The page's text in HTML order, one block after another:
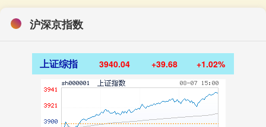
沪深京指数
上证综指 3940.04 +39.68 +1.02%